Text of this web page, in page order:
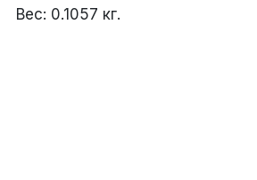
Вес: 0.1057 кг.